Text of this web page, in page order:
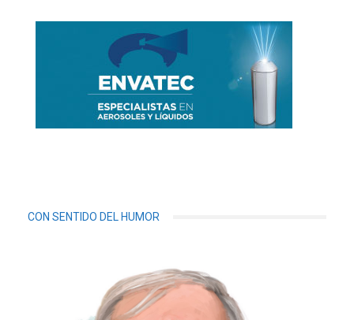
CON SENTIDO DEL HUMOR